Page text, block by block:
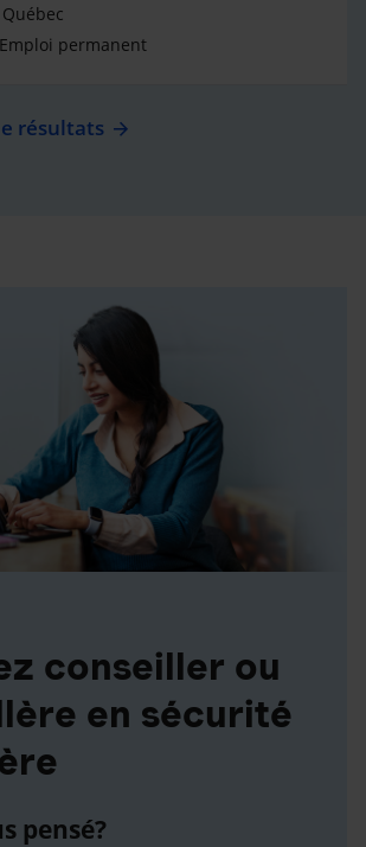
Emploi permanent
résultats
conseiller ou
en sécurité
pensé?